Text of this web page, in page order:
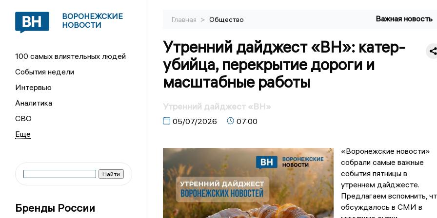
ВОРОНЕЖСКИЕ
НОВОСТИ
100 самых влиятельных людей
События недели
Интервью
Аналитика
СВО
Бренды России
Главная > Общество Важная новость
Утренний дайджест «ВН»: катер-
убийца, перекрытие дороги и
масштабные работы
Утренний дайджест «ВН»
05/07/2026 07:00
«Воронежские новости»
собрали самые важные
события пятницы в
утреннем дайджесте.
Предлагаем вспомнить,
обсуждалось в СМИ в